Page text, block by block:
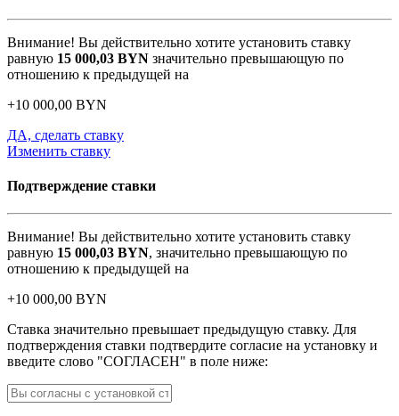
Внимание! Вы действительно хотите установить ставку
равную 15 000,03 BYN значительно превышающую по
отношению к предыдущей на
+10 000,00 BYN
ДА, сделать ставку
Изменить ставку
Подтверждение ставки
Внимание! Вы действительно хотите установить ставку
равную 15 000,03 BYN, значительно превышающую по
отношению к предыдущей на
+10 000,00 BYN
Ставка значительно превышает предыдущую ставку. Для
подтверждения ставки подтвердите согласие на установку и
введите слово "СОГЛАСЕН" в поле ниже: